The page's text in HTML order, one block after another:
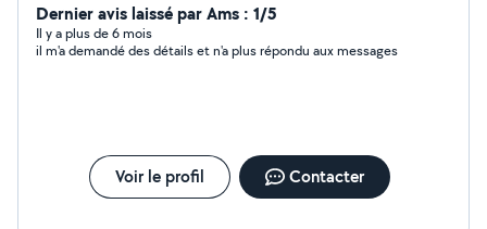
Dernier avis laissé par Ams : 1/5
Il y a plus de 6 mois
il m'a demandé des détails et n'a plus répondu aux messages
Voir le profil Contacter